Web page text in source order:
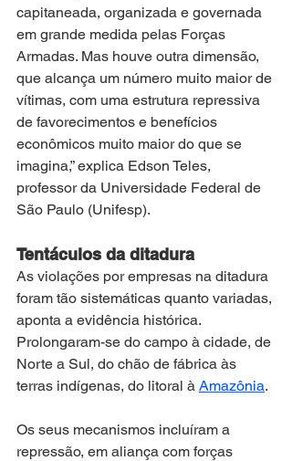
capitaneada, organizada e governada
em grande medida pelas Forças
Armadas. Mas houve outra dimensão,
que alcança um número muito maior de
vítimas, com uma estrutura repressiva
de favorecimentos e benefícios
econômicos muito maior do que se
imagina,” explica Edson Teles,
professor da Universidade Federal de
São Paulo (Unifesp).
Tentáculos da ditadura
As violações por empresas na ditadura
foram tão sistemáticas quanto variadas,
aponta a evidência histórica.
Prolongaram-se do campo à cidade, de
Norte a Sul, do chão de fábrica às
terras indígenas, do litoral à Amazônia.
Os seus mecanismos incluíram a
repressão, em aliança com forças